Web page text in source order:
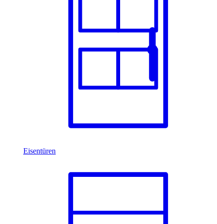
Eisentüren